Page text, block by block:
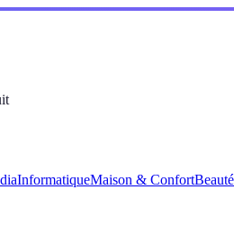
InformatiqueMaison & Confort